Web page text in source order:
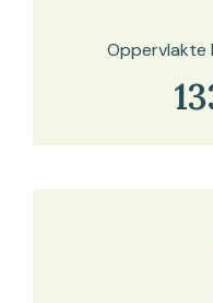
Oppervlakte